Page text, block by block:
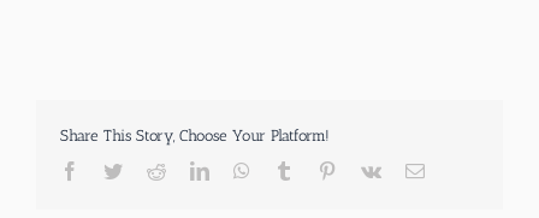
Share This Story, Choose Your Platform!
Facebook
TwitterRedditLinkedInWhatsApp
Tumblr Pinterest
Vk
E-